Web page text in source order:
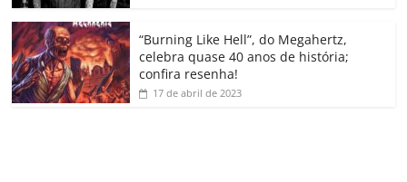
o
m
“Burning Like Hell”, do Megahertz,
celebra quase 40 anos de história;
confira resenha!
17 de abril de 2023